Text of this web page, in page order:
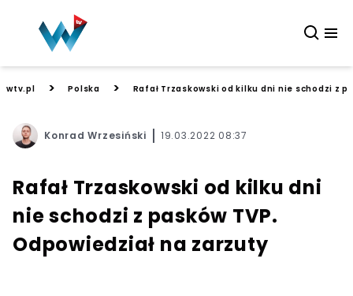
wtv.pl > Polska > Rafał Trzaskowski od kilku dni nie schodzi z
Konrad Wrzesiński 19.03.2022 08:37
Rafał Trzaskowski od kilku dni
nie schodzi z pasków TVP.
Odpowiedział na zarzuty